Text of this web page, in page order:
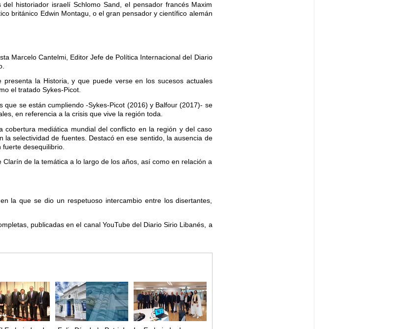
historiador israelí Schlomo Sand, el pensador francés Maxim
británico Edwin Montagu, o el gran pensador y científico alemán
Marcelo Cantelmi, Editor Jefe de Política Internacional del Diario
la Historia, y que puede verse en los sucesos actuales
el tratado Sykes-Picot.
se están cumpliendo -Sykes-Picot (2016) y Balfour (2017)- se
en referencia a la crisis que vive la región toda.
mediática mundial del conflicto en la región y del caso
selectividad de fuentes. Destacó en ese sentido, la ausencia de
desequilibrio.
de la temática a lo largo de los años, así como en relación a
la que se dio un respetuoso intercambio entre los disertantes,
publicadas en el canal YouTube del Diario Sirio Libanés, a